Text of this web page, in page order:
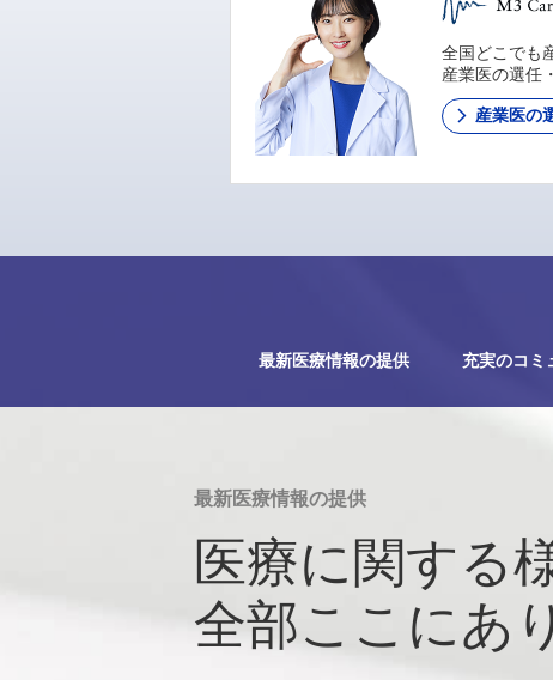
最新医療情報の提供 充実のコミ
全国どこでも
産業医の選任
産業医の
最新医療情報の提供
医療に関する
全部ここにあ